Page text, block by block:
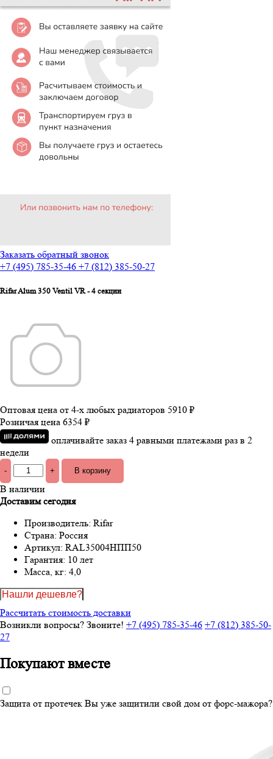
Заказать обратный звонок
+7 (495) 785-35-46 +7 (812) 385-50-27
Rifar Alum 350 Ventil VR - 4 секции
Оптовая цена от 4-х любых радиаторов 5910 ₽
Розничая цена 6354 ₽
оплачивайте заказ 4 равными платежами раз в 2
недели
- +
В наличии
Доставим сегодня
Производитель: Rifar
Страна: Россия
Артикул: RAL35004НПП50
Гарантия: 10 лет
Масса, кг: 4,0
Нашли дешевле?
Рассчитать стоимость доставки
Возникли вопросы? Звоните! +7 (495) 785-35-46 +7 (812) 385-50-
27
Покупают вместе
Защита от протечек Вы уже защитили свой дом от форс-мажора?